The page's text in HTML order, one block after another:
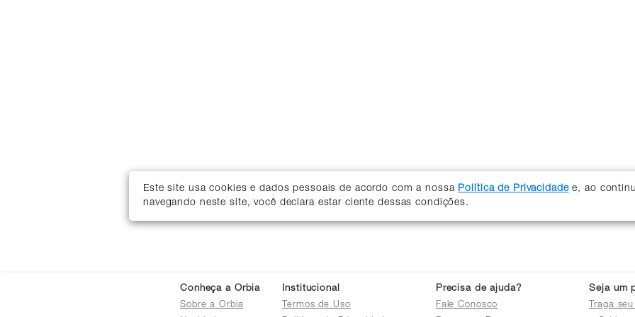
Este site usa cookies e dados pessoais de acordo com a nossa Política de Privacidadee, ao
navegando neste site, você declara estar ciente dessas condições.
Conheça a Orbia
Sobre a Orbia
Institucional
Termos de Uso
Precisa de ajuda?
Fale Conosco
Seja um
Traga